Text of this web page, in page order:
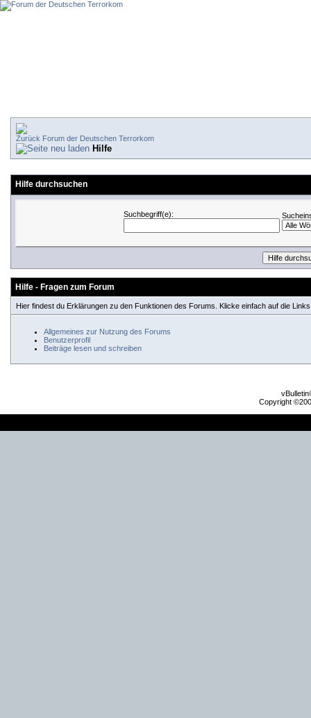
Forum der Deutschen Terrorkom
Hilfe
Hilfe durchsuchen
Suchbegriff(e):
Hilfe - Fragen zum Forum
Hier findest du Erklärungen zu den Funktionen des Forums. Klicke einfach auf die
Allgemeines zur Nutzung des Forums
Benutzerprofil
Beiträge lesen und schreiben
Copyright